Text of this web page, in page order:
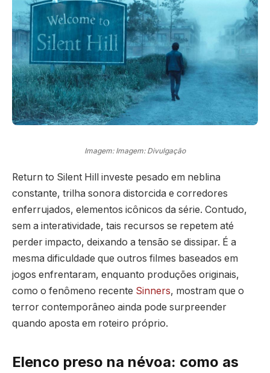
Imagem: Imagem: Divulgação
Return to Silent Hill investe pesado em neblina
constante, trilha sonora distorcida e corredores
enferrujados, elementos icônicos da série. Contudo,
sem a interatividade, tais recursos se repetem até
perder impacto, deixando a tensão se dissipar. É a
mesma dificuldade que outros filmes baseados em
jogos enfrentaram, enquanto produções originais,
como o fenômeno recente Sinners, mostram que o
terror contemporâneo ainda pode surpreender
quando aposta em roteiro próprio.
Elenco preso na névoa: como as